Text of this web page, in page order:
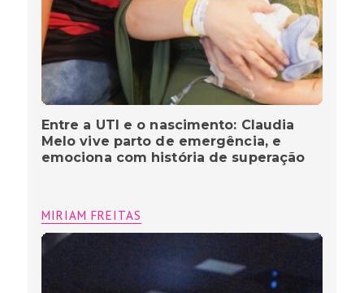
Entre a UTI e o nascimento: Claudia
Melo vive parto de emergência, e
emociona com história de superação
MIRIAM FREITAS